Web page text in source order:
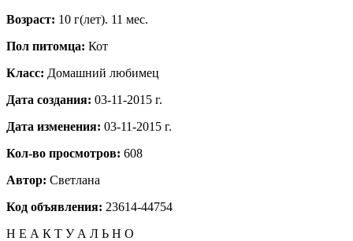
Возраст: 10 г(лет). 11 мес.
Пол питомца: Кот
Класс: Домашний любимец
Дата создания: 03-11-2015 г.
Дата изменения: 03-11-2015 г.
Кол-во просмотров: 608
Автор: Светлана
Код объявления: 23614-44754
Н Е А К Т У А Л Ь Н О